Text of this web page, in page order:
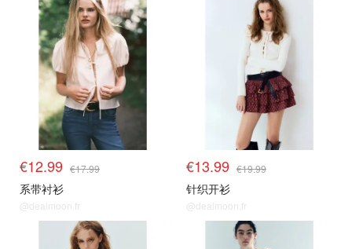
€12.99 €17.99
系带衬衫
@dealmoon.fr
€13.99 €19.99
针织开衫
@dealmoon.fr